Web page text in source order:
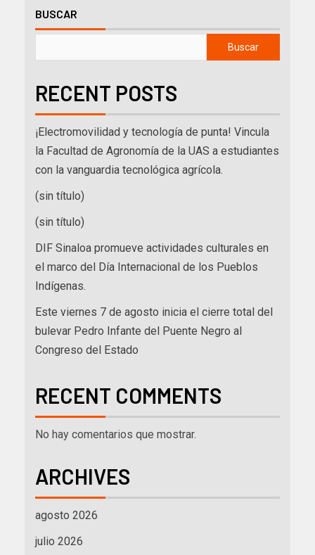
BUSCAR
Buscar
RECENT POSTS
¡Electromovilidad y tecnología de punta! Vincula
la Facultad de Agronomía de la UAS a estudiantes
con la vanguardia tecnológica agrícola.
(sin título)
(sin título)
DIF Sinaloa promueve actividades culturales en
el marco del Día Internacional de los Pueblos
Indígenas.
Este viernes 7 de agosto inicia el cierre total del
bulevar Pedro Infante del Puente Negro al
Congreso del Estado
RECENT COMMENTS
No hay comentarios que mostrar.
ARCHIVES
agosto 2026
julio 2026